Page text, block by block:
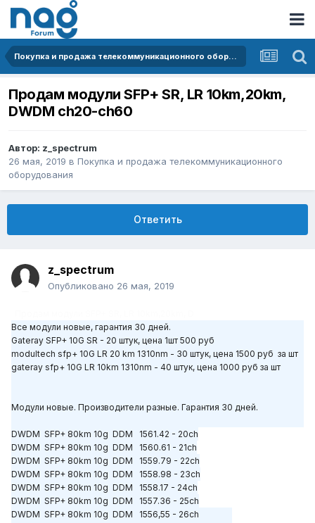
Покупка и продажа телекоммуникационного оборудования
Продам модули SFP+ SR, LR 10km,20km,
DWDM ch20-ch60
Автор: z_spectrum
26 мая, 2019 в Покупка и продажа телекоммуникационного
оборудования
Ответить
z_spectrum
Опубликовано 26 мая, 2019
Все модули новые, гарантия 30 дней.
Gateray SFP+ 10G SR - 20 штук, цена 1шт 500 руб
modultech sfp+ 10G LR 20 km 1310nm - 30 штук, цена 1500 руб за шт
gateray sfp+ 10G LR 10km 1310nm - 40 штук, цена 1000 руб за шт
Модули новые. Производители разные. Гарантия 30 дней.
DWDM SFP+ 80km 10g DDM 1561.42 - 20ch
DWDM SFP+ 80km 10g DDM 1560.61 - 21ch
DWDM SFP+ 80km 10g DDM 1559.79 - 22ch
DWDM SFP+ 80km 10g DDM 1558.98 - 23ch
DWDM SFP+ 80km 10g DDM 1558.17 - 24ch
DWDM SFP+ 80km 10g DDM 1557.36 - 25ch
DWDM SFP+ 80km 10g DDM 1556,55 - 26ch